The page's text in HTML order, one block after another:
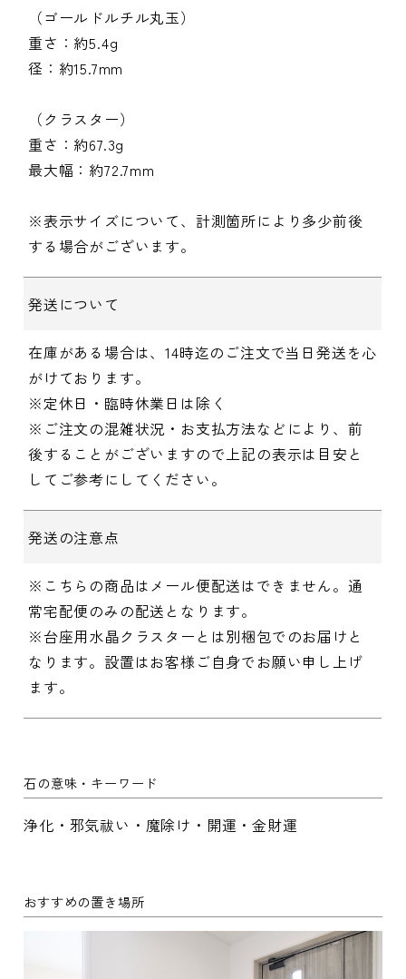
（ゴールドルチル丸玉）
重さ：約5.4g
径：約15.7mm
（クラスター）
重さ：約67.3g
最大幅：約72.7mm
※表示サイズについて、計測箇所により多少前後
する場合がございます。
発送について
在庫がある場合は、14時迄のご注文で当日発送を心
がけております。
※定休日・臨時休業日は除く
※ご注文の混雑状況・お支払方法などにより、前
後することがございますので上記の表示は目安と
してご参考にしてください。
発送の注意点
※こちらの商品はメール便配送はできません。通
常宅配便のみの配送となります。
※台座用水晶クラスターとは別梱包でのお届けと
なります。設置はお客様ご自身でお願い申し上げ
ます。
石の意味・キーワード
浄化・邪気祓い・魔除け・開運・金財運
おすすめの置き場所